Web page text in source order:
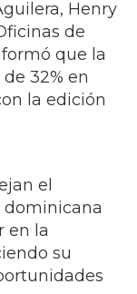
Henry
de
que la
32% en
la edición
el
dominicana
en la
su